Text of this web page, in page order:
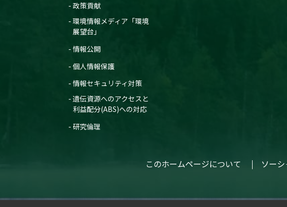
政策貢献
環境情報メディア「環境
展望台」
情報公開
個人情報保護
情報セキュリティ対策
遺伝資源へのアクセスと
利益配分(ABS)への対応
研究倫理
このホームページについて ソー